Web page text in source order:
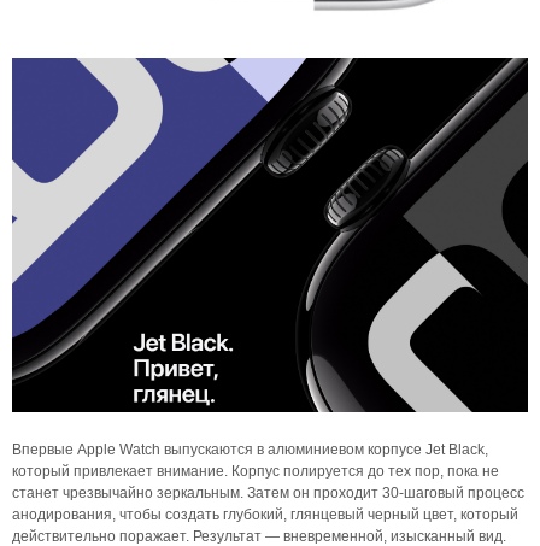
Впервые Apple Watch выпускаются в алюминиевом корпусе Jet Black,
который привлекает внимание. Корпус полируется до тех пор, пока не
станет чрезвычайно зеркальным. Затем он проходит 30-шаговый процесс
анодирования, чтобы создать глубокий, глянцевый черный цвет, который
действительно поражает. Результат — вневременной, изысканный вид.